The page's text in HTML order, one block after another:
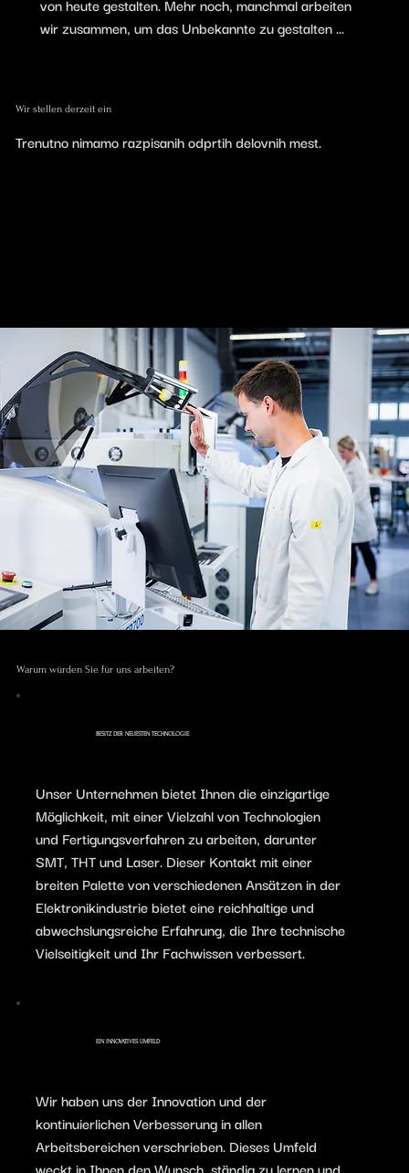
wir zusammen, um das Unbekannte zu gestalten ...
Unser Unternehmen bietet Ihnen die einzigartige
Möglichkeit, mit einer Vielzahl von Technologien
und Fertigungsverfahren zu arbeiten, darunter
SMT, THT und Laser. Dieser Kontakt mit einer
breiten Palette von verschiedenen Ansätzen in der
Elektronikindustrie bietet eine reichhaltige und
abwechslungsreiche Erfahrung, die Ihre technische
Vielseitigkeit und Ihr Fachwissen verbessert.
BESITZ DER NEUESTEN TECHNOLOGIE
Wir haben uns der Innovation und der
kontinuierlichen Verbesserung in allen
Arbeitsbereichen verschrieben. Dieses Umfeld
EIN INNOVATIVES UMFELD
Warum würden Sie für uns arbeiten?
Wir stellen derzeit ein
Trenutno nimamo razpisanih odprtih delovnih mest.